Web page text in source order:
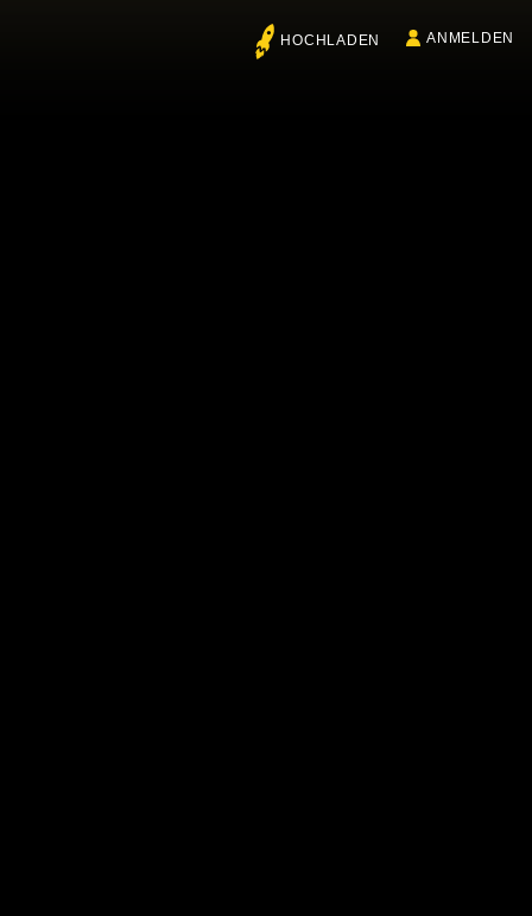
HOCHLADEN ANMELDEN